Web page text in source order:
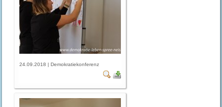
24.09.2018 | Demokratiekonferenz